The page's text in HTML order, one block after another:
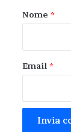
o
Nome *
Email *